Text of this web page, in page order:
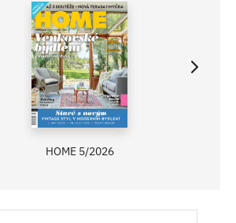
HOME 5/2026